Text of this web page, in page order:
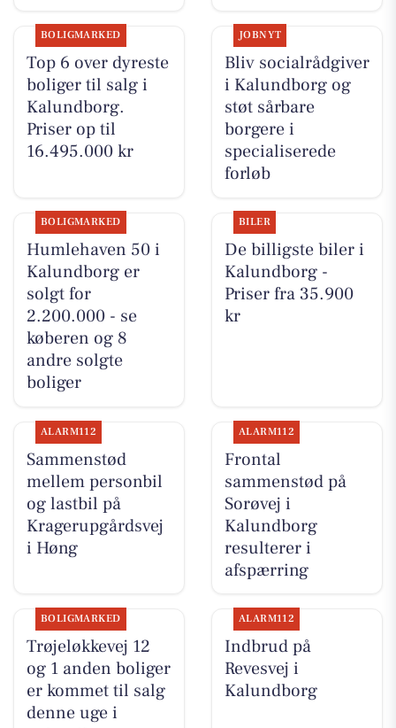
BOLIGMARKED
Top 6 over dyreste
boliger til salg i
Kalundborg.
Priser op til
16.495.000 kr
JOBNYT
Bliv socialrådgiver
i Kalundborg og
støt sårbare
borgere i
specialiserede
forløb
BOLIGMARKED
Humlehaven 50 i
Kalundborg er
solgt for
2.200.000 - se
køberen og 8
andre solgte
boliger
BILER
De billigste biler i
Kalundborg -
Priser fra 35.900
kr
ALARM112
Sammenstød
mellem personbil
og lastbil på
Kragerupgårdsvej
i Høng
ALARM112
Frontal
sammenstød på
Sorøvej i
Kalundborg
resulterer i
afspærring
BOLIGMARKED
Trøjeløkkevej 12
og 1 anden boliger
er kommet til salg
denne uge i
ALARM112
Indbrud på
Revesvej i
Kalundborg